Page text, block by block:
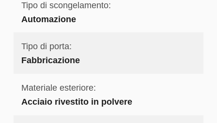
Tipo di scongelamento:
Automazione
Tipo di porta:
Fabbricazione
Materiale esteriore:
Acciaio rivestito in polvere